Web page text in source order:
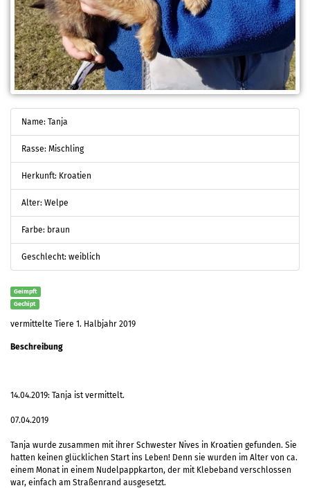
Name: Tanja
Rasse: Mischling
Herkunft: Kroatien
Alter: Welpe
Farbe: braun
Geschlecht: weiblich
Geimpft
Gechipt
vermittelte Tiere 1. Halbjahr 2019
Beschreibung
14.04.2019: Tanja ist vermittelt.
07.04.2019
Tanja wurde zusammen mit ihrer Schwester Nives in Kroatien gefunden. Sie
hatten keinen glücklichen Start ins Leben! Denn sie wurden im Alter von ca.
einem Monat in einem Nudelpappkarton, der mit Klebeband verschlossen
war, einfach am Straßenrand ausgesetzt.